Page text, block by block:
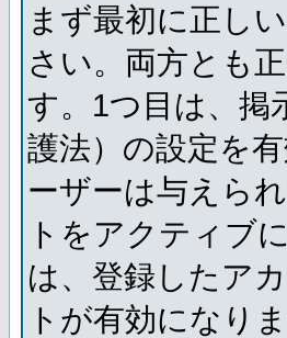
まず最初に正し
さい。両方とも
す。1つ目は、掲
護法）の設定を
ーザーは与えら
トをアクティブ
は、登録したア
トが有効になり